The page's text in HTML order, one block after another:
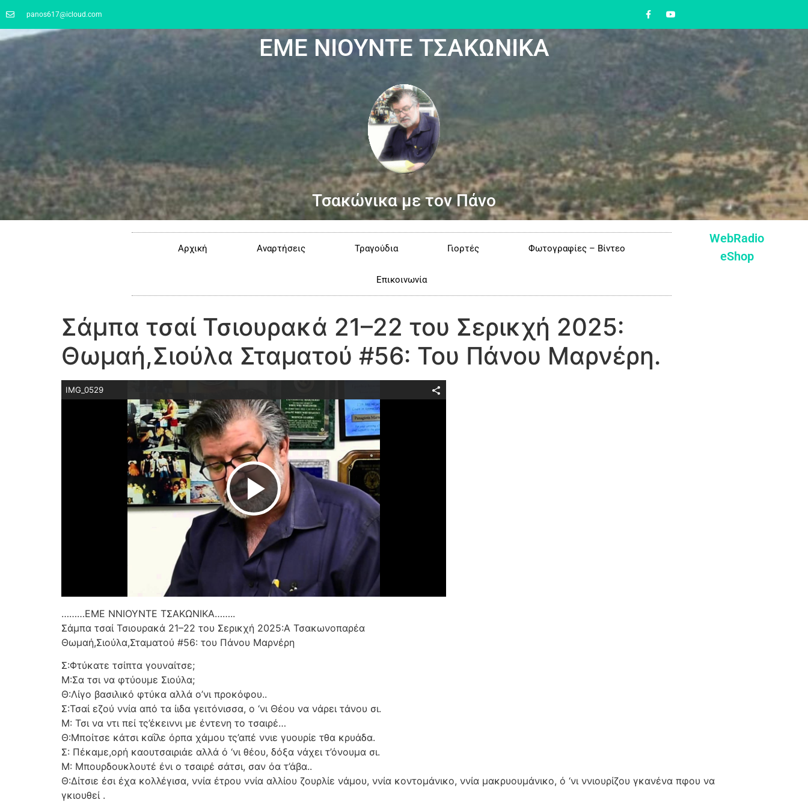
panos617@icloud.com
ΕΜΕ ΝΙΟΥΝΤΕ ΤΣΑΚΩΝΙΚΑ
Τσακώνικα με τον Πάνο
Αρχική Αναρτήσεις Τραγούδια Γιορτές Φωτογραφίες – Βίντεο
Επικοινωνία
WebRadio
eShop
Σάμπα τσαί Τσιουρακά 21–22 του Σερικχή 2025:
Θωμαή,Σιούλα Σταματού #56: Του Πάνου Μαρνέρη.
IMG_0529
Play Video
………ΕΜΕ ΝΝΙΟΥΝΤΕ ΤΣΑΚΩΝΙΚΑ……..
Σάμπα τσαί Τσιουρακά 21–22 του Σερικχή 2025:Α Τσακωνοπαρέα
Θωμαή,Σιούλα,Σταματού #56: του Πάνου Μαρνέρη
Σ:Φτύκατε τσίπτα γουναίτσε;
Μ:Σα τσι να φτύουμε Σιούλα;
Θ:Λίγο βασιλικό φτύκα αλλά ο’νι προκόφου..
Σ:Τσαί εζού ννία από τα ίιδα γειτόνισσα, ο ‘νι Θέου να νάρει τάνου σι.
Μ: Τσι να ντι πεί τς’έκειννι με έντενη το τσαιρέ…
Θ:Μποίτσε κάτσι καΐλε όρπα χάμου τς’απέ ννιε γυουρίε τθα κρυάδα.
Σ: Πέκαμε,ορή καουτσαιριάε αλλά ό ‘νι θέου, δόξα νάχει τ’όνουμα σι.
Μ: Μπουρδουκλουτέ ένι ο τσαιρέ σάτσι, σαν όα τ’άβα..
Θ:Δίτσιε έσι έχα κολλέγισα, ννία έτρου ννία αλλίου ζουρλίε νάμου, ννία κοντομάνικο, ννία μακρυουμάνικο, ό ‘νι ννιουρίζου γκανένα πφου να
γκιουθεί .